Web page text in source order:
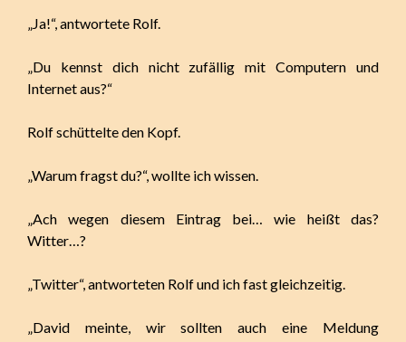
„Ja!“, antwortete Rolf.
„Du kennst dich nicht zufällig mit Computern und
Internet aus?“
Rolf schüttelte den Kopf.
„Warum fragst du?“, wollte ich wissen.
„Ach wegen diesem Eintrag bei… wie heißt das?
Witter…?
„Twitter“, antworteten Rolf und ich fast gleichzeitig.
„David meinte, wir sollten auch eine Meldung